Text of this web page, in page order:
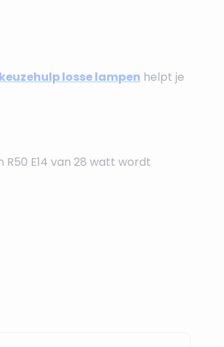
keuzehulp losse lampen helpt je
E14 van 28 watt wordt